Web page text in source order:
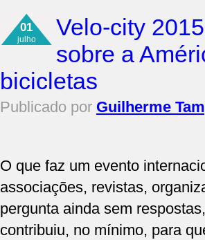
01
julho
Velo-city
sobre a
bicicletas
Publicado por Guilherme
O que faz um evento
associações, revistas,
pergunta ainda sem
contribuiu, no mínimo, para